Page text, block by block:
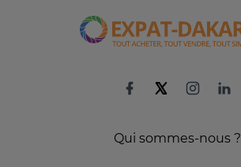
Qui sommes-nous ?